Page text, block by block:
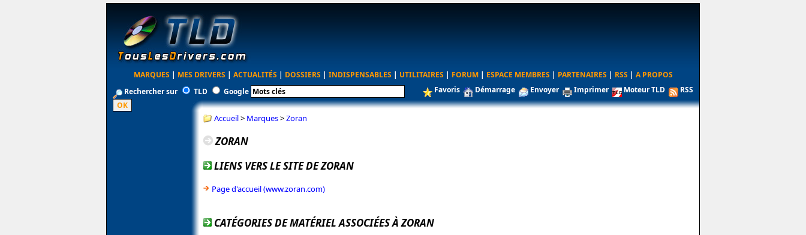
MARQUES | MES DRIVERS | ACTUALITÉS | DOSSIERS | INDISPENSABLES | UTILITAIRES | FORUM | ESPACE MEMBRES | PARTENAIRES | RSS | A PROPOS
Rechercher sur
TLD Google Favoris Démarrage Envoyer Imprimer Moteur TLD RSS
Accueil> Marques>Zoran
ZORAN
LIENS VERS LE SITE DE ZORAN
Page d'accueil (www.zoran.com)
CATÉGORIES DE MATÉRIEL ASSOCIÉES À ZORAN